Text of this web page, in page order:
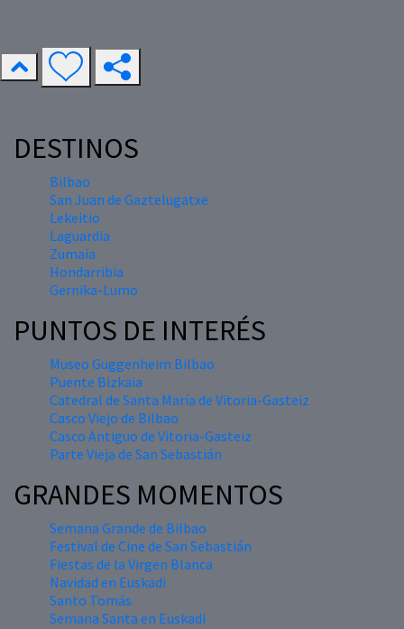
DESTINOS
Bilbao
San Juan de Gaztelugatxe
Lekeitio
Laguardia
Zumaia
Hondarribia
Gernika-Lumo
PUNTOS DE INTERÉS
Museo Guggenheim Bilbao
Puente Bizkaia
Catedral de Santa María de Vitoria-Gasteiz
Casco Viejo de Bilbao
Casco Antiguo de Vitoria-Gasteiz
Parte Vieja de San Sebastián
GRANDES MOMENTOS
Semana Grande de Bilbao
Festival de Cine de San Sebastián
Fiestas de la Virgen Blanca
Navidad en Euskadi
Santo Tomás
Semana Santa en Euskadi